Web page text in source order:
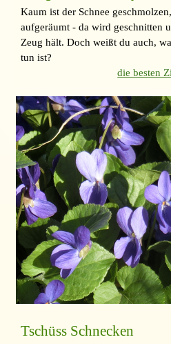
Kaum ist der Schnee
aufgeräumt - da wird geschnitten
Zeug hält. Doch weißt du auch,
tun ist?
die besten
Tschüss Schnecken